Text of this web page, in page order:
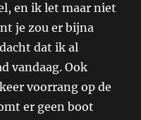
en ik let maar niet
je zou er bijna
dat ik al
vandaag. Ook
voorrang op de
er geen boot